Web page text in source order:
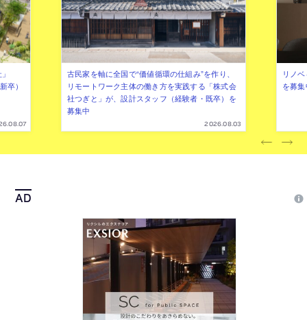
卒）
古民家を軸に全国で“価値循環の仕組み”を作り、
リモートワーク主体の働き方を実践する「株式会
社つぎと」が、設計スタッフ（経験者・既卒）を
募集中
2026.08.03
リノ
を募